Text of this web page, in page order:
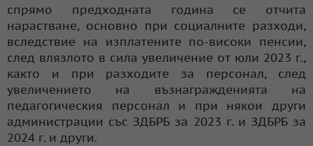
спрямо предходната година се отчита
нарастване, основно при социалните разходи,
вследствие на изплатените по-високи пенсии,
след влязлото в сила увеличение от юли 2023 г.,
както и при разходите за персонал, след
увеличението на възнагражденията на
педагогическия персонал и при някои други
администрации със ЗДБРБ за 2023 г. и ЗДБРБ за
2024 г. и други.